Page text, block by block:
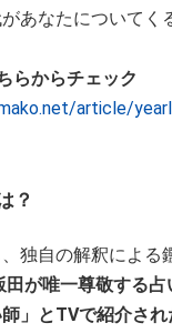
あなたについてく
らからチェック
article/
？
独自の解釈による
が唯一尊敬する占
」とTVで紹介され